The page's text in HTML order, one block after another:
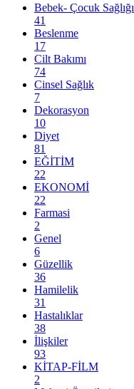
Bebek- Çocuk Sağlığı
41
Beslenme
17
Cilt Bakımı
74
Cinsel Sağlık
7
Dekorasyon
10
Diyet
81
EĞİTİM
22
EKONOMİ
22
Farmasi
2
Genel
6
Güzellik
36
Hamilelik
31
Hastalıklar
38
İlişkiler
93
KİTAP-FİLM
2